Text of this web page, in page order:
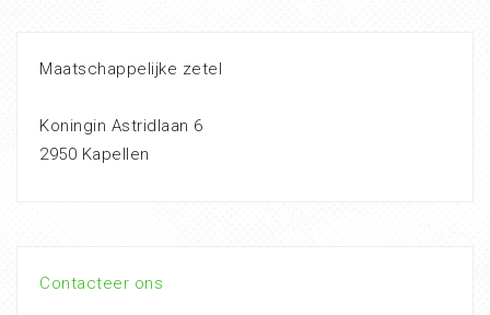
Maatschappelijke zetel
Koningin Astridlaan 6
2950 Kapellen
Contacteer ons